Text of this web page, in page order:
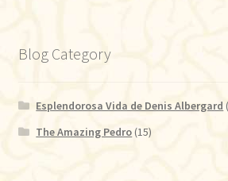
Blog Category
Esplendorosa Vida de Denis Albergard
The Amazing Pedro(15)